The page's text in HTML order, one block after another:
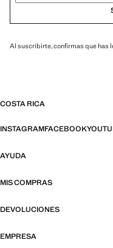
Al suscribirte, confirmas que has
COSTA RICA
INSTAGRAMFACEBOOK
AYUDA
MIS COMPRAS
DEVOLUCIONES
EMPRESA